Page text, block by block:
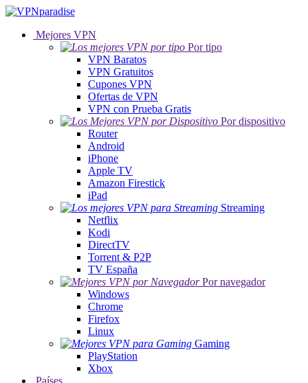
Mejores VPN
Por tipo
VPN Baratos
VPN Gratuitos
Cupones VPN
Ofertas de VPN
VPN con Prueba Gratis
Por dispositivo
Router
Android
iPhone
Apple TV
Amazon Firestick
iPad
Streaming
Netflix
Kodi
DirectTV
Torrent & P2P
TV España
Por navegador
Windows
Chrome
Firefox
Linux
Gaming
PlayStation
Xbox
Países